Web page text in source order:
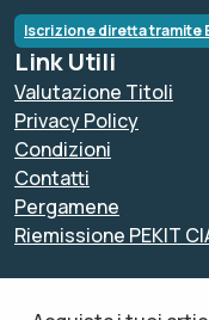
Iscrizione diretta tramite
Link Utili
Valutazione Titoli
Privacy Policy
Condizioni
Contatti
Pergamene
Riemissione PEKIT